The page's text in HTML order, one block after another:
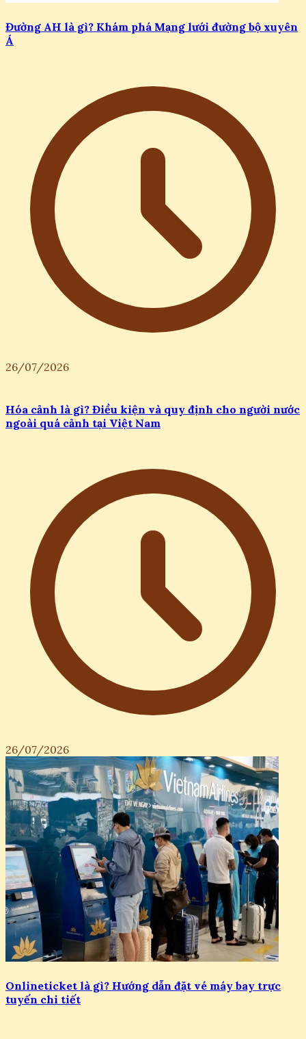
Đường AH là gì? Khám phá Mạng lưới đường bộ xuyên
Á
26/07/2026
Hóa cảnh là gì? Điều kiện và quy định cho người nước
ngoài quá cảnh tại Việt Nam
26/07/2026
Onlineticket là gì? Hướng dẫn đặt vé máy bay trực
tuyến chi tiết